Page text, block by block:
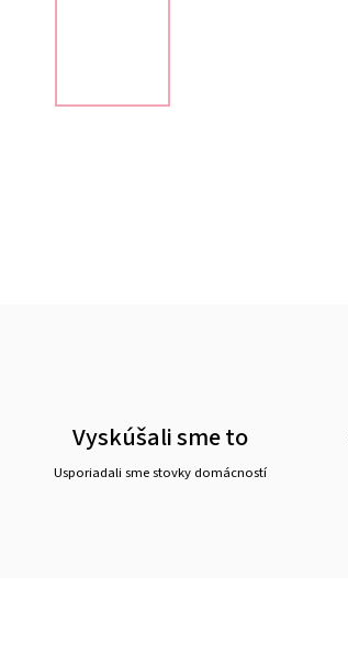
Vyskúšali sme to
Usporiadali sme stovky domácností